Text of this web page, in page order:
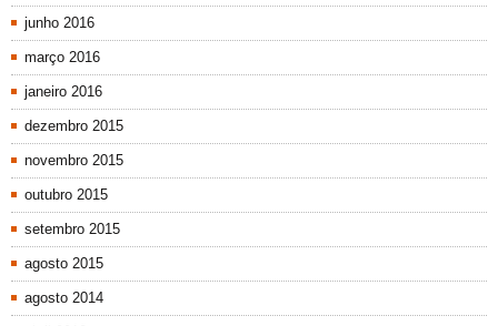
junho 2016
março 2016
janeiro 2016
dezembro 2015
novembro 2015
outubro 2015
setembro 2015
agosto 2015
agosto 2014